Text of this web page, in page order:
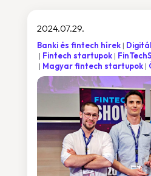
2024.07.29.
Banki és fintech hírek
Fintech startupok
Magyar fintech startupok